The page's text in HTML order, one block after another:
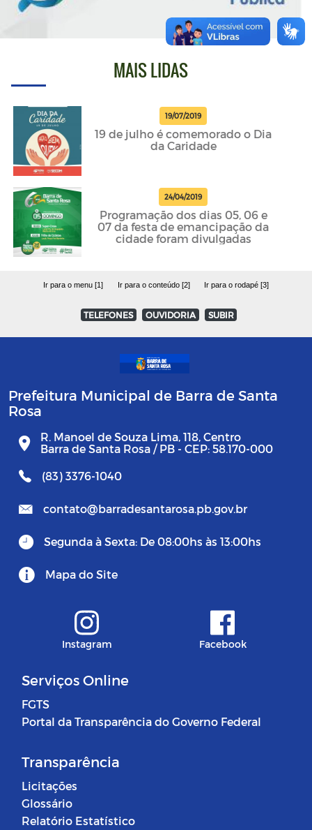
MAIS LIDAS
19/07/2019
19 de julho é comemorado o Dia
da Caridade
24/04/2019
Programação dos dias 05, 06 e
07 da festa de emancipação da
cidade foram divulgadas
Ir para o menu [1] Ir para o conteúdo [2] Ir para o rodapé [3]
TELEFONES OUVIDORIA SUBIR
Prefeitura Municipal de Barra de Santa
Rosa
R. Manoel de Souza Lima, 118, Centro
Barra de Santa Rosa / PB - CEP: 58.170-000
(83) 3376-1040
contato@barradesantarosa.pb.gov.br
Segunda à Sexta: De 08:00hs às 13:00hs
Mapa do Site
Instagram Facebook
Serviços Online
FGTS
Portal da Transparência do Governo Federal
Transparência
Licitações
Glossário
Relatório Estatístico